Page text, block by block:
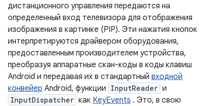
дистанционного управления передаются на
определенный вход телевизора для отображения
изображения в картинке (PIP). Эти нажатия кнопок
интерпретируются драйвером оборудования,
предоставленным производителем устройства,
преобразуя аппаратные скан-коды в коды клавиш
Android и передавая их в стандартный входной
конвейер Android, функции InputReader и
InputDispatcher как KeyEvents . Это, в свою